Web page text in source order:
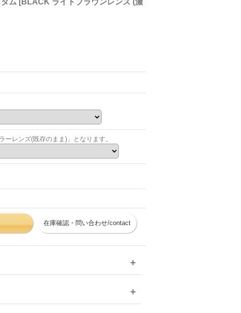
ム [BLACK ライトブラウンレンズ (濃
レンズ(既存のまま)」となります。
在庫確認・問い合わせ/contact